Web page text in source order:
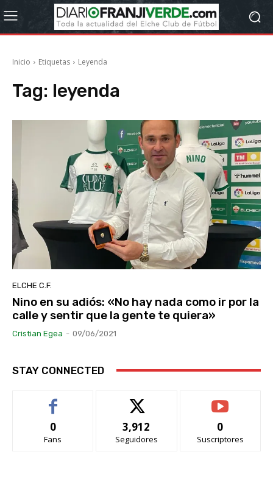
Inicio Etiquetas Leyenda
Tag: leyenda
ELCHE C.F.
Nino en su adiós: «No hay nada como ir por la
calle y sentir que la gente te quiera»
Cristian Egea - 09/06/2021
STAY CONNECTED
0
Fans
3,912
Seguidores
0
Suscriptores